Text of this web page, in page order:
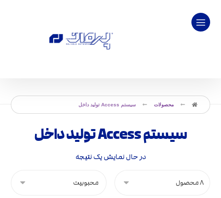
محصولات سیستم Access تولید داخل
سیستم Access تولید داخل
در حال نمایش یک نتیجه